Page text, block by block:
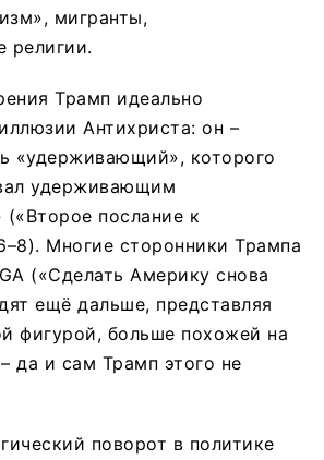
мигранты,
религии.
Трамп идеально
Антихриста: он –
«удерживающий», которого
удерживающим
(«Второе послание к
Многие сторонники Трампа
(«Сделать Америку снова
ещё дальше, представляя
фигурой, больше похожей на
да и сам Трамп этого не
поворот в политике